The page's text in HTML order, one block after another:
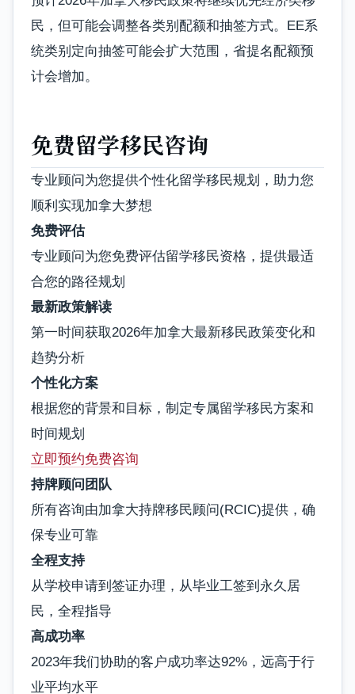
民，但可能会调整各类别配额和抽签方式。EE系
统类别定向抽签可能会扩大范围，省提名配额预
计会增加。
免费留学移民咨询
专业顾问为您提供个性化留学移民规划，助力您
顺利实现加拿大梦想
免费评估
专业顾问为您免费评估留学移民资格，提供最适
合您的路径规划
最新政策解读
第一时间获取2026年加拿大最新移民政策变化和
趋势分析
个性化方案
根据您的背景和目标，制定专属留学移民方案和
时间规划
立即预约免费咨询
持牌顾问团队
所有咨询由加拿大持牌移民顾问(RCIC)提供，确
保专业可靠
全程支持
从学校申请到签证办理，从毕业工签到永久居
民，全程指导
高成功率
2023年我们协助的客户成功率达92%，远高于行
业平均水平